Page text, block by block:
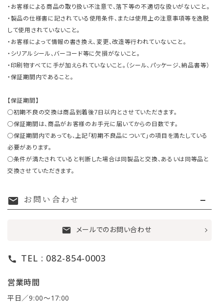
・お客様による商品の取り扱い不注意で、落下等の不適切な扱いがないこと。
・製品の仕様書に記されている使用条件、または使用上の注意事項等を逸脱
して使用されていないこと。
・お客様によって情報の書き換え、変更、改造等行われていないこと。
・シリアルシール、バーコード等に欠損がないこと。
・印刷物すべてに手が加えられていないこと。（シール、パッケージ、納品書等）
・保証期間内であること。
【保証期間】
○初期不良の交換は商品到着後7日以内とさせていただきます。
○保証期間は、商品がお客様のお手元に届いてからの日数です。
○保証期間内であっても、上記「初期不良品について」の項目を満たしている
必要があります。
○条件が満たされていると判断した場合は同製品と交換、あるいは同等品と
交換させていただきます。
mail お問い合わせ
mail メールでのお問い合わせ
call TEL : 082-854-0003
営業時間
平日／9:00〜17:00